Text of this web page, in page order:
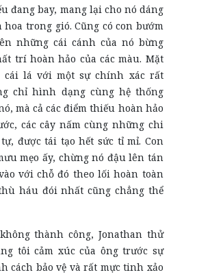
đang bay, mang lại cho nó dáng
hoa trong gió. Cũng có con bướm
những cái cánh của nó bừng
trí hoàn hảo của các màu. Mặt
cái lá với một sự chính xác rất
chỉ hình dạng cùng hệ thống
mà cả các điểm thiếu hoàn hảo
các cây nấm cùng những chi
được tái tạo hết sức tỉ mỉ. Con
mẹo ấy, chừng nó đậu lên tán
với chỗ đó theo lối hoàn toàn
háu đói nhất cũng chẳng thể
thành công, Jonathan thử
tôi cảm xúc của ông trước sự
cách bảo vệ và rất mực tinh xảo